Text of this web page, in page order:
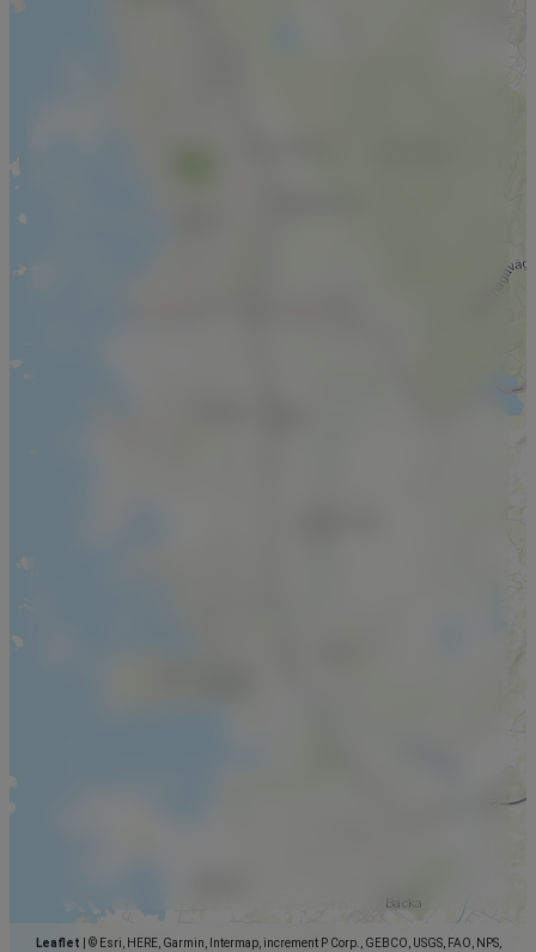
Leaflet
© Esri, HERE, Garmin, Intermap, increment P Corp., GEBCO, USGS, FAO, NPS,